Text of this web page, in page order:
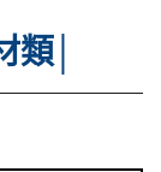
類│